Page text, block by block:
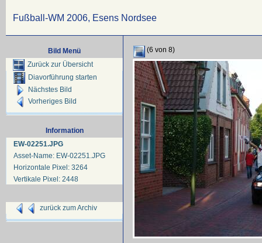
Fußball-WM 2006, Esens Nordsee
Bild Menü
Zurück zur Übersicht
Diavorführung starten
Nächstes Bild
Vorheriges Bild
Information
EW-02251.JPG
Asset-Name: EW-02251.JPG
Horizontale Pixel: 3264
Vertikale Pixel: 2448
zurück zum Archiv
(6 von 8)